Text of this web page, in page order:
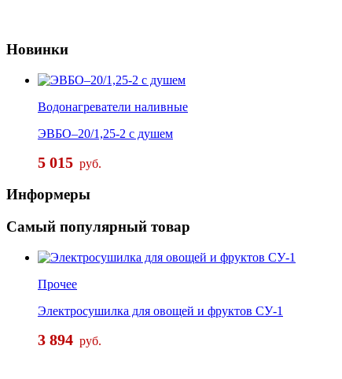
Новинки
Водонагреватели наливные
ЭВБО–20/1,25-2 с душем
5 015 руб.
Информеры
Самый популярный товар
Прочее
Электросушилка для овощей и фруктов СУ-1
3 894 руб.